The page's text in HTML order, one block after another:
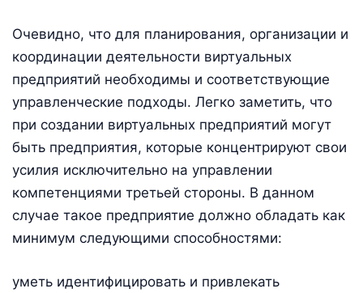
Очевидно, что для планирования, организации и
координации деятельности виртуальных
предприятий необходимы и соответствующие
управленческие подходы. Легко заметить, что
при создании виртуальных предприятий могут
быть предприятия, которые концентрируют свои
усилия исключительно на управлении
компетенциями третьей стороны. В данном
случае такое предприятие должно обладать как
минимум следующими способностями:
уметь идентифицировать и привлекать